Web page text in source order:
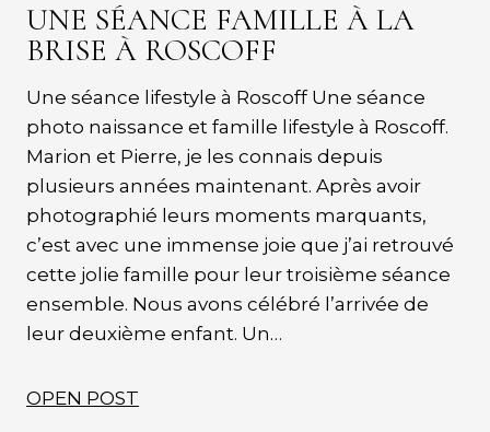
UNE SÉANCE FAMILLE À LA
BRISE À ROSCOFF
Une séance lifestyle à Roscoff Une séance
photo naissance et famille lifestyle à Roscoff.
Marion et Pierre, je les connais depuis
plusieurs années maintenant. Après avoir
photographié leurs moments marquants,
c’est avec une immense joie que j’ai retrouvé
cette jolie famille pour leur troisième séance
ensemble. Nous avons célébré l’arrivée de
leur deuxième enfant. Un…
OPEN POST